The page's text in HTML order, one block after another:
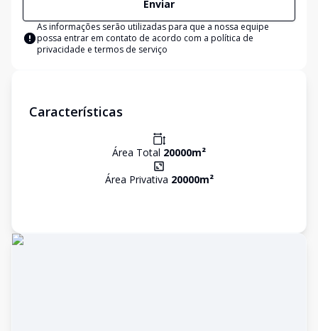
Enviar
As informações serão utilizadas para que a nossa equipe
possa entrar em contato de acordo com a política de
privacidade e termos de serviço
Características
Área Total 20000m²
Área Privativa 20000m²